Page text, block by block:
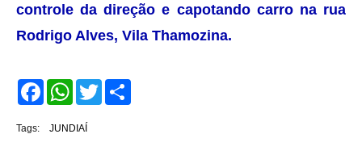
controle da direção e capotando carro na rua
Rodrigo Alves, Vila Thamozina.
F
a
W
h
t
T
w
Tags: JUNDIAÍ